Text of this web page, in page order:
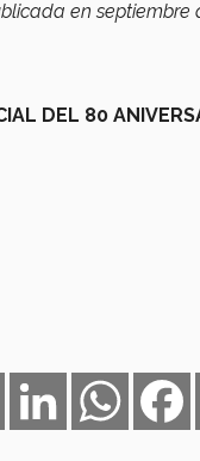
en septiembre
DEL 80
LinkedIn
Email